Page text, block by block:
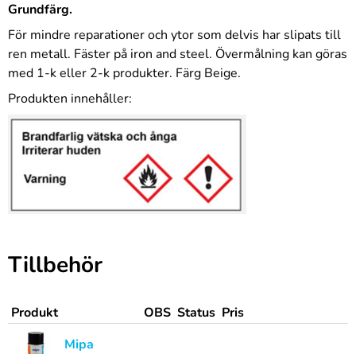
Grundfärg.
För mindre reparationer och ytor som delvis har slipats till
ren metall. Fäster på iron and steel. Övermålning kan göras
med 1-k eller 2-k produkter. Färg Beige.
Produkten innehåller:
Tillbehör
Produkt OBS Status Pris
Mipa